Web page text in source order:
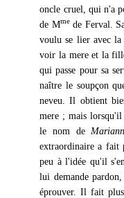
oncle cruel, qui n'a
de Mmede Ferval.
voulu se lier avec
voir la mere et la
qui passe pour sa
naître le soupçon
neveu. Il obtient
mere ; mais lorsqu'il
le nom de
extraordinaire a fait
peu à l'idée qu'il
lui demande
éprouver. Il fait